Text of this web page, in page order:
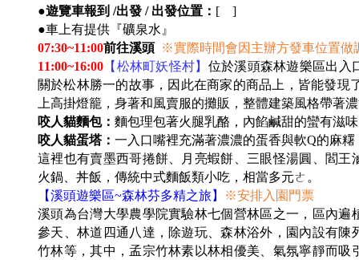
●遊覽車報到 /出發 / 出發位置： [ ]
●車上有提供『礦泉水』
07:30~11:00前往溪頭 ※實際時間會因主辦方發車位置做
11:00~16:00 【松林町妖怪村】 位於溪頭森林遊樂區出入
關於松林勝一的故事，因此在商家的商品上，皆能發現
上高掛燈籠，身著和風賣服的攤販，整體建築風格帶著
咬人貓麵包： 麵包理包著火腿乳酪，內餡鹹甜的蠻有滋
咬人貓蛋塔： 一入口嘴裡充滿著濃濃的蛋香與軟Q的麻
這裡也有賣墨西哥捲餅、月亮蝦餅、三眼怪湯圓、閻
火鍋、丼飯，傳統中式麵飯類小吃，相當多元ㄜ。
【溪頭遊樂區~森林芬多精之旅】
※安排入園門票
溪頭為台灣大學農學院實驗林七個營林區之一，區內
參天、林道四通八達，除遊玩、森林浴外，園內設有
竹林等，其中，孟宗竹林素以林相優美、氣氛寧靜而吸